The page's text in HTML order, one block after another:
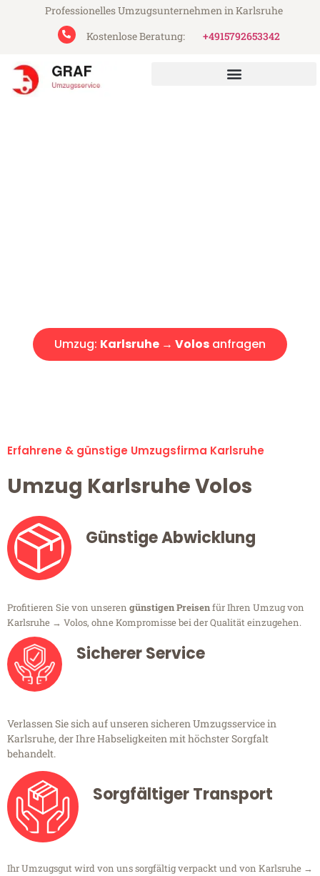
Professionelles Umzugsunternehmen in Karlsruhe
Kostenlose Beratung:
+4915792653342
Umzug: Karlsruhe → Volos anfragen
Erfahrene & günstige Umzugsfirma Karlsruhe
Umzug Karlsruhe Volos
Günstige Abwicklung
Profitieren Sie von unseren günstigen Preisenfür Ihren Umzug von
Karlsruhe → Volos, ohne Kompromisse bei der Qualität einzugehen.
Sicherer Service
Verlassen Sie sich auf unseren sicheren Umzugsservice in
Karlsruhe, der Ihre Habseligkeiten mit höchster Sorgfalt
behandelt.
Sorgfältiger Transport
Ihr Umzugsgut wird von uns sorgfältig verpackt und von Karlsruhe →